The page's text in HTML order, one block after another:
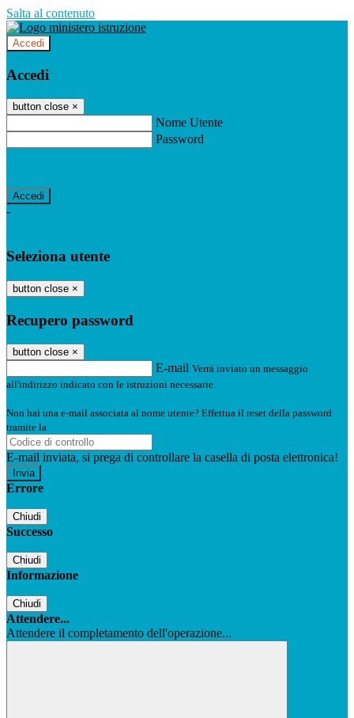
Salta al contenuto
Accedi
Accedi
button close ×
Nome Utente
Password
-
Seleziona utente
button close ×
Recupero password
button close ×
E-mail Verrà inviato un messaggio
all'indirizzo indicato con le istruzioni necessarie.
Non hai una e-mail associata al nome utente? Effettua il reset della password
tramite la
E-mail inviata, si prega di controllare la casella di posta elettronica!
Errore
Chiudi
Successo
Chiudi
Informazione
Chiudi
Attendere...
Attendere il completamento dell'operazione...